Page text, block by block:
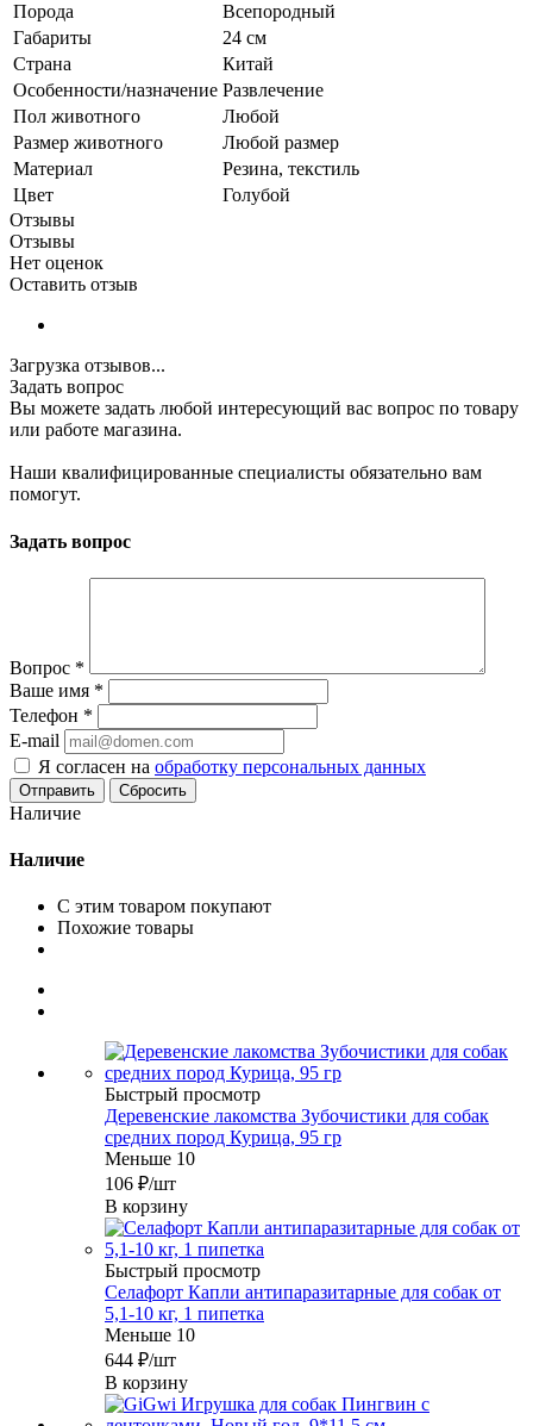
Порода
Всепородный
Габариты
24 см
Страна
Китай
Особенности/назначение Развлечение
Пол животного
Любой
Размер животного
Любой размер
Материал
Резина, текстиль
Цвет
Голубой
Отзывы
Отзывы
Нет оценок
Оставить отзыв
Загрузка отзывов...
Задать вопрос
Вы можете задать любой интересующий вас вопрос по товару
или работе магазина.
Наши квалифицированные специалисты обязательно вам
помогут.
Задать вопрос
Вопрос *
Ваше имя *
Телефон *
E-mail
Я согласен на обработку персональных данных
Сбросить
Наличие
Наличие
С этим товаром покупают
Похожие товары
Быстрый просмотр
Деревенские лакомства Зубочистики для собак
средних пород Курица, 95 гр
Меньше 10
106 ₽/шт
В корзину
Быстрый просмотр
Селафорт Капли антипаразитарные для собак от
5,1-10 кг, 1 пипетка
Меньше 10
644 ₽/шт
В корзину